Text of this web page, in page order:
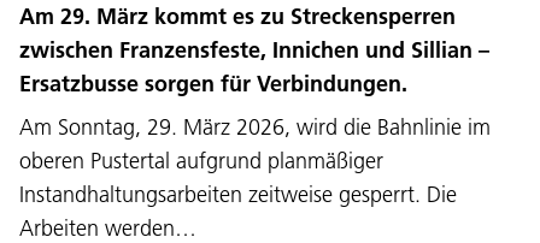
Am 29. März kommt es zu Streckensperren
zwischen Franzensfeste, Innichen und Sillian –
Ersatzbusse sorgen für Verbindungen.
Am Sonntag, 29. März 2026, wird die Bahnlinie im
oberen Pustertal aufgrund planmäßiger
Instandhaltungsarbeiten zeitweise gesperrt. Die
Arbeiten werden…